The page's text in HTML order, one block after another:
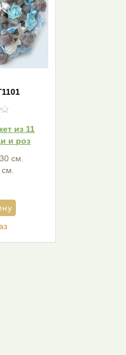
из 11
и роз
см.